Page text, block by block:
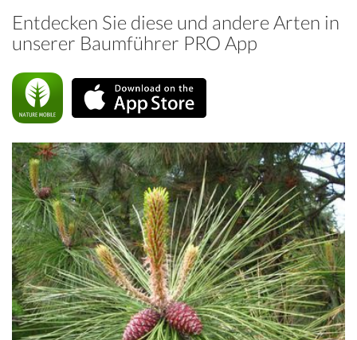
Entdecken Sie diese und andere Arten in
unserer Baumführer PRO App